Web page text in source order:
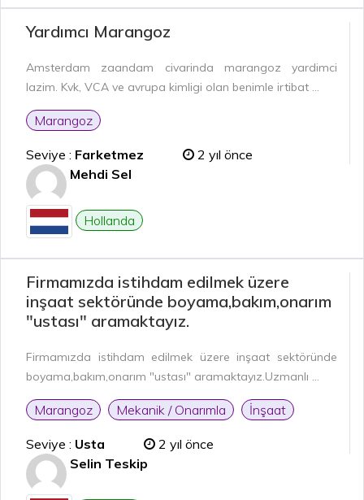
Yardımcı Marangoz
Amsterdam zaandam civarinda marangoz yardimci
lazim. Kvk, VCA ve avrupa kimligi olan benimle irtibat ...
Marangoz
Seviye : Farketmez
2 yıl önce
Mehdi Sel
Hollanda
Firmamızda istihdam edilmek üzere
inşaat sektöründe boyama,bakım,onarım
"ustası" aramaktayız.
Firmamızda istihdam edilmek üzere inşaat sektöründe
boyama,bakım,onarım "ustası" aramaktayız.Uzmanlı ...
Marangoz Mekanik / Onarımla İnşaat
Seviye : Usta
2 yıl önce
Selin Teskip